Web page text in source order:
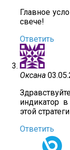
Главное
свече!
Ответить
Оксана
индикатор
этой
Ответить